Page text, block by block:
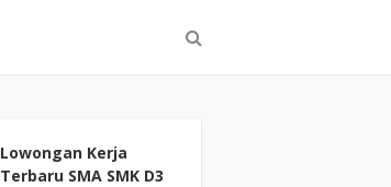
Lowongan Kerja
Terbaru SMA SMK D3